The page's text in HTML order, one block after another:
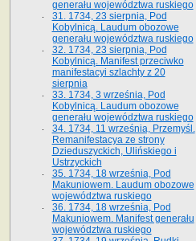
generału województwa ruskiego
31. 1734, 23 sierpnia, Pod
Kobylnicą. Laudum obozowe
generału województwa ruskiego
32. 1734, 23 sierpnia, Pod
Kobylnicą. Manifest przeciwko
manifestacyi szlachty z 20
sierpnia
33. 1734, 3 września, Pod
Kobylnicą. Laudum obozowe
generału województwa ruskiego
34. 1734, 11 września, Przemyśl.
Remanifestacya ze strony
Dzieduszyckich, Ulińskiego i
Ustrzyckich
35. 1734, 18 września, Pod
Makuniowem. Laudum obozowe
województwa ruskiego
36. 1734, 18 września, Pod
Makuniowem. Manifest generału
województwa ruskiego